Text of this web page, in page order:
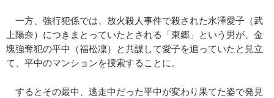
一方、強行犯係では、放火殺人事件で殺された水澤愛子（武
上陽奈）につきまとっていたとされる「東郷」という男が、金
塊強奪犯の平中（福松凜）と共謀して愛子を追っていたと見立
て、平中のマンションを捜索することに。
するとその最中、逃走中だった平中が変わり果てた姿で発見